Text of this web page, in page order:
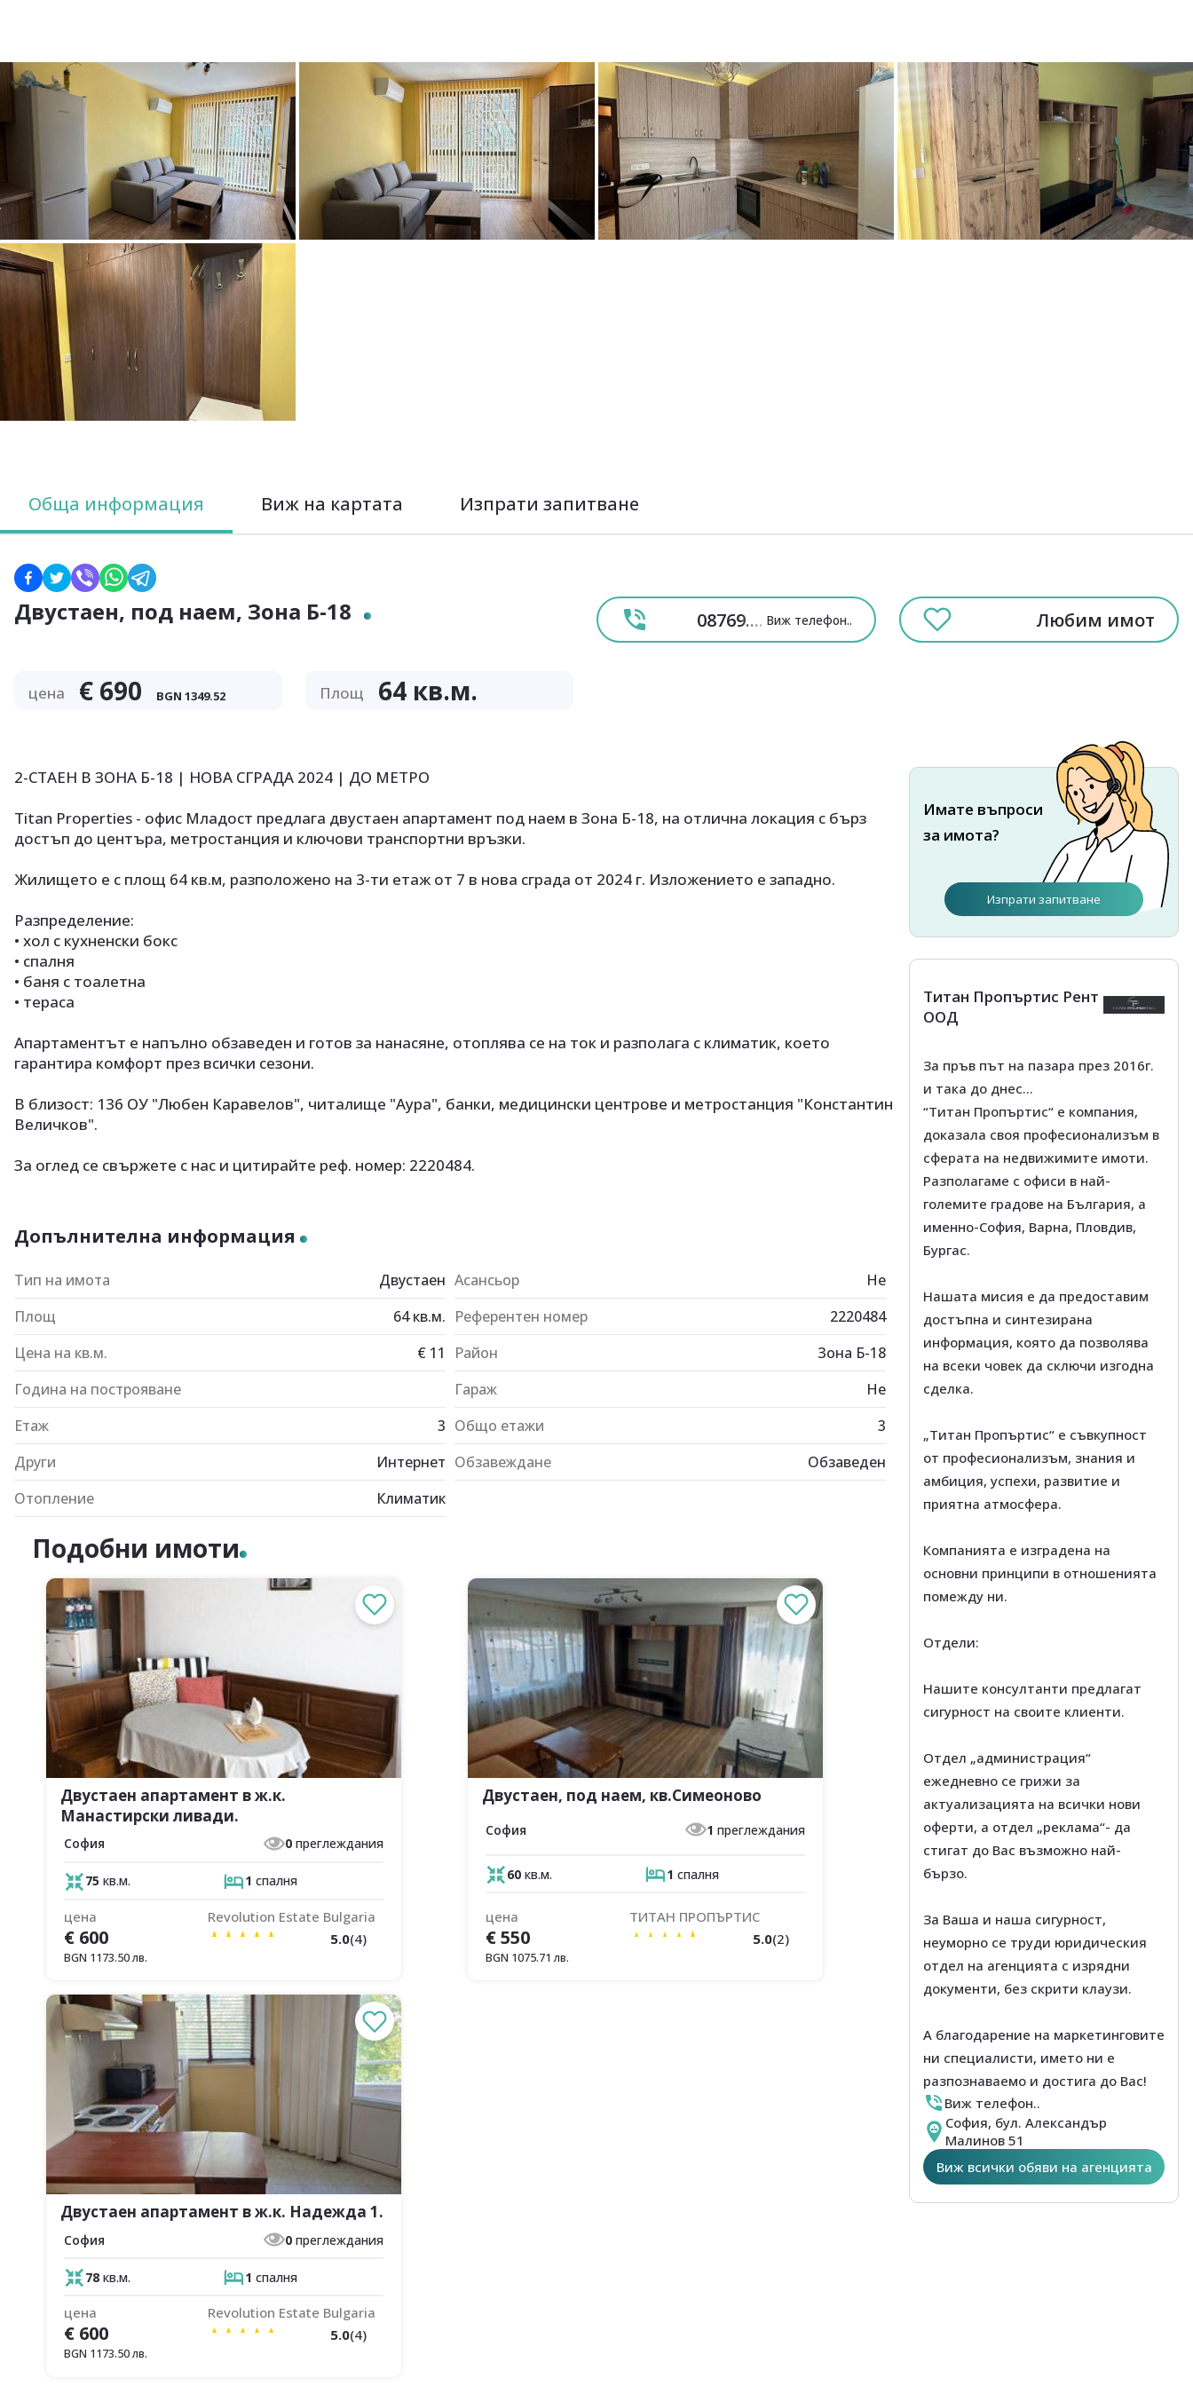
Обща информация Виж на картата Изпрати запитване
Двустаен, под наем, Зона Б-18 08769.... Виж телефон.. Любим имот
цена € 690 BGN 1349.52 Площ 64 кв.м.
2-СТАЕН В ЗОНА Б-18 | НОВА СГРАДА 2024 | ДО МЕТРО
Titan Properties - офис Младост предлага двустаен апартамент под наем в Зона Б-18, на отлична локация с бърз
достъп до центъра, метростанция и ключови транспортни връзки.
Жилището е с площ 64 кв.м, разположено на 3-ти етаж от 7 в нова сграда от 2024 г. Изложението е западно.
Разпределение:
• хол с кухненски бокс
• спалня
• баня с тоалетна
• тераса
Апартаментът е напълно обзаведен и готов за нанасяне, отоплява се на ток и разполага с климатик, което
гарантира комфорт през всички сезони.
В близост: 136 ОУ "Любен Каравелов", читалище "Аура", банки, медицински центрове и метростанция "Константин
Величков".
За оглед се свържете с нас и цитирайте реф. номер: 2220484.
Допълнителна информация
Тип на имота
Двустаен
Площ
64 кв.м.
Цена на кв.м.
€ 11
Година на построяване
Етаж
3
Други
Интернет
Отопление
Климатик
Асансьор
Не
Референтен номер
2220484
Район
Зона Б-18
Гараж
Не
Общо етажи
3
Обзавеждане
Обзаведен
Подобни имоти
Двустаен апартамент в ж.к.
Манастирски ливади.
София 0 преглеждания
75 кв.м. 1 спалня
цена
€ 600
BGN 1173.50лв.
Revolution Estate Bulgaria
5.0(4)
Двустаен, под наем, кв.Симеоново
София 1 преглеждания
60 кв.м. 1 спалня
цена
€550
BGN 1075.71 лв.
ТИТАН ПРОПЪРТИС
5.0(2)
Двустаен апартамент в ж.к. Надежда 1.
София 0 преглеждания
78 кв.м. 1 спалня
цена
€ 600
BGN 1173.50лв.
Revolution Estate Bulgaria
5.0(4)
Имате въпроси
за имота?
Изпрати запитване
Титан Пропъртис Рент
ООД
За пръв път на пазара през 2016г.
и така до днес…
“Титан Пропъртис“ е компания,
доказала своя професионализъм в
сферата на недвижимите имоти.
Разполагаме с офиси в най-
големите градове на България, а
именно-София, Варна, Пловдив,
Бургас.
Нашата мисия е да предоставим
достъпна и синтезирана
информация, която да позволява
на всеки човек да сключи изгодна
сделка.
„Титан Пропъртис“ е съвкупност
от професионализъм, знания и
амбиция, успехи, развитие и
приятна атмосфера.
Компанията е изградена на
основни принципи в отношенията
помежду ни.
Отдели:
Нашите консултанти предлагат
сигурност на своите клиенти.
Отдел „администрация“
ежедневно се грижи за
актуализацията на всички нови
оферти, а отдел „реклама“- да
стигат до Вас възможно най-
бързо.
За Ваша и наша сигурност,
неуморно се труди юридическия
отдел на агенцията с изрядни
документи, без скрити клаузи.
А благодарение на маркетинговите
ни специалисти, името ни е
разпознаваемо и достига до Вас!
Виж телефон..
София, бул. Александър
Малинов 51
Виж всички обяви на агенцията